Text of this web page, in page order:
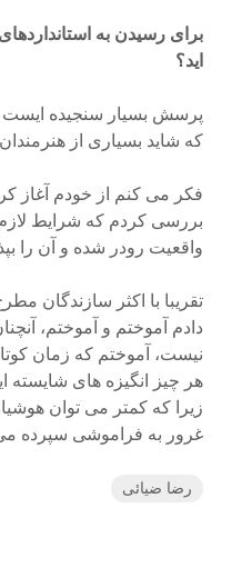
برای رسیدن به
اید؟
پرسش بسیار سنجیده ایست
که شاید بسیاری از
فکر می کنم از خودم آغاز
بررسی کردم که شرایط لازم
واقعیت رودر شده و آن را
تقریبا با اکثر سازندگان
دادم آموختم و آموختم،
نیست، آموختم که زمان
هر چیز انگیزه های شایسته
زیرا که کمتر می توان
غرور به فراموشی سپرده
رضا ضیائی